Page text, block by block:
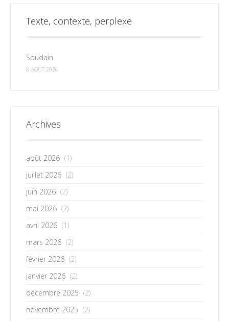
Texte, contexte, perplexe
Soudain
8 AOÛT 2026
Archives
août 2026 (1)
juillet 2026 (2)
juin 2026 (2)
mai 2026 (2)
avril 2026 (1)
mars 2026 (2)
février 2026 (2)
janvier 2026 (2)
décembre 2025 (2)
novembre 2025 (2)